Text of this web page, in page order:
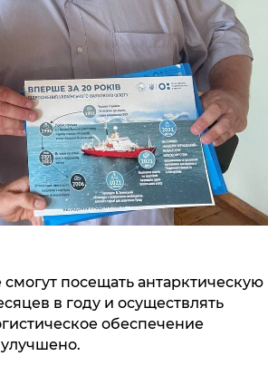
посещать антарктическую
в году и осуществлять
обеспечение